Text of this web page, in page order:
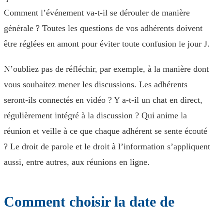
Comment l’événement va-t-il se dérouler de manière
générale ? Toutes les questions de vos adhérents doivent
être réglées en amont pour éviter toute confusion le jour J.
N’oubliez pas de réfléchir, par exemple, à la manière dont
vous souhaitez mener les discussions. Les adhérents
seront-ils connectés en vidéo ? Y a-t-il un chat en direct,
régulièrement intégré à la discussion ? Qui anime la
réunion et veille à ce que chaque adhérent se sente écouté
? Le droit de parole et le droit à l’information s’appliquent
aussi, entre autres, aux réunions en ligne.
Comment choisir la date de